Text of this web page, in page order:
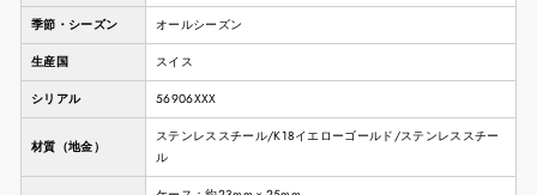
季節・シーズン オールシーズン
生産国 スイス
シリアル 56906XXX
材質（地金）
ステンレススチール/K18イエローゴールド/ステンレススチー
ル